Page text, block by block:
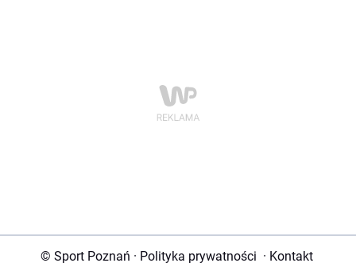
© Sport Poznań · Polityka prywatności · Kontakt